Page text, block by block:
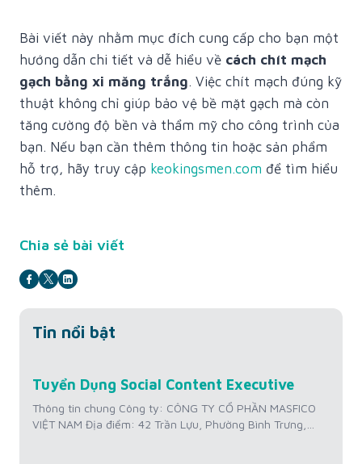
Bài viết này nhằm mục đích cung cấp cho bạn một
hướng dẫn chi tiết và dễ hiểu về cách chít mạch
gạch bằng xi măng trắng. Việc chít mạch đúng kỹ
thuật không chỉ giúp bảo vệ bề mặt gạch mà còn
tăng cường độ bền và thẩm mỹ cho công trình của
bạn. Nếu bạn cần thêm thông tin hoặc sản phẩm
hỗ trợ, hãy truy cập keokingsmen.com để tìm hiểu
thêm.
Chia sẻ bài viết
Tin nổi bật
22
Tuyển Dụng Social Content Executive
Thông tin chung Công ty: CÔNG TY CỔ PHẦN MASFICO
VIỆT NAM Địa điểm: 42 Trần Lựu, Phường Bình Trưng,